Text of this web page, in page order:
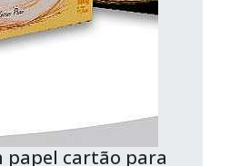
papel cartão para